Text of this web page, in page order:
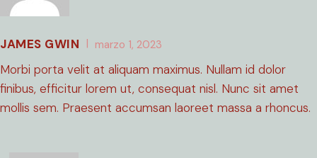
JAMES GWIN marzo 1, 2023
Morbi porta velit at aliquam maximus. Nullam id dolor
finibus, efficitur lorem ut, consequat nisl. Nunc sit amet
mollis sem. Praesent accumsan laoreet massa a rhoncus.